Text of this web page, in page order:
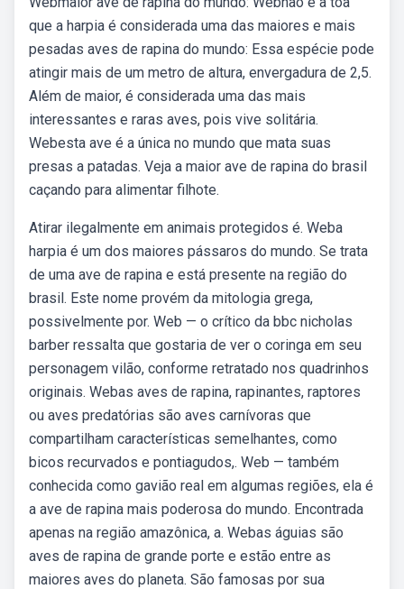
que a harpia é considerada uma das maiores e mais
pesadas aves de rapina do mundo: Essa espécie pode
atingir mais de um metro de altura, envergadura de 2,5.
Além de maior, é considerada uma das mais
interessantes e raras aves, pois vive solitária.
Webesta ave é a única no mundo que mata suas
presas a patadas. Veja a maior ave de rapina do brasil
caçando para alimentar filhote.
Atirar ilegalmente em animais protegidos é. Weba
harpia é um dos maiores pássaros do mundo. Se trata
de uma ave de rapina e está presente na região do
brasil. Este nome provém da mitologia grega,
possivelmente por. Web — o crítico da bbc nicholas
barber ressalta que gostaria de ver o coringa em seu
personagem vilão, conforme retratado nos quadrinhos
originais. Webas aves de rapina, rapinantes, raptores
ou aves predatórias são aves carnívoras que
compartilham características semelhantes, como
bicos recurvados e pontiagudos,. Web — também
conhecida como gavião real em algumas regiões, ela é
a ave de rapina mais poderosa do mundo. Encontrada
apenas na região amazônica, a. Webas águias são
aves de rapina de grande porte e estão entre as
maiores aves do planeta. São famosas por sua